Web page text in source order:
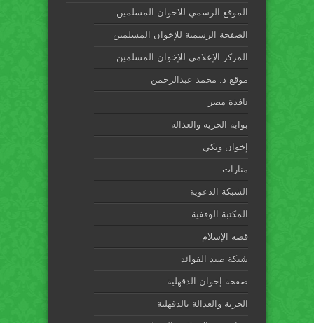
الموقع الرسمي للاخوان المسلمين
الصفحة الرسمية للإخوان المسلمين
المركز الإعلامي للإخوان المسلمين
موقع د. محمد عبدالرحمن
نافذة مصر
بوابة الحرية والعدالة
إخوان ويكي
منارات
الشبكة الدعوية
المكتبة الوقفية
قصة الإسلام
شبكة صيد الفوائد
صفحة إخوان الدقهلية
الحرية والعدالة بالدقهلية